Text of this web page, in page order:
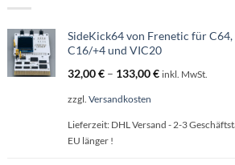
SideKick64 von Frenetic für C64,
C16/+4 und VIC20
32,00€ – 133,00€ inkl. MwSt.
zzgl. Versandkosten
Lieferzeit: DHL Versand - 2-3
EU länger !